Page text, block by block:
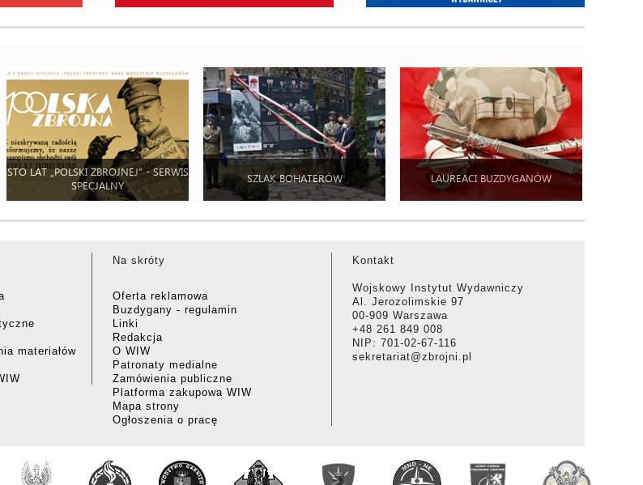
STO LAT „POLSKI ZBROJNEJ” - SERWIS
SPECJALNY
SZLAK BOHATERÓW LAUREACI BUZDYGANÓW
materiałów
Na skróty
Oferta reklamowa
Buzdygany - regulamin
Linki
Redakcja
O WIW
Patronaty medialne
Zamówienia publiczne
Platforma zakupowa WIW
Mapa strony
Ogłoszenia o pracę
Kontakt
Wojskowy Instytut Wydawniczy
Al. Jerozolimskie 97
00-909 Warszawa
+48 261 849 008
NIP: 701-02-67-116
sekretariat@zbrojni.pl